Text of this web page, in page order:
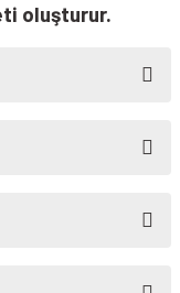
oluşturur.